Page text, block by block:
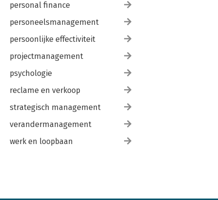
personal finance
personeelsmanagement
persoonlijke effectiviteit
projectmanagement
psychologie
reclame en verkoop
strategisch management
verandermanagement
werk en loopbaan